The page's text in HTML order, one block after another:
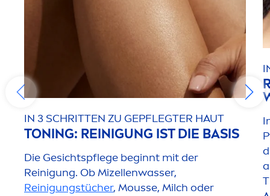
IN 3 SCHRITTEN ZU GEPFLEGTER HAUT
TONING: REINIGUNG IST DIE BASIS
Die Gesichtspflege beginnt mit der
Reinigung. Ob Mizellenwasser,
Reinigungstücher, Mousse, Milch oder
T